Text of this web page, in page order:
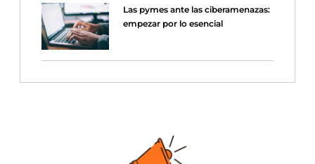
Las pymes ante las ciberamenazas:
empezar por lo esencial